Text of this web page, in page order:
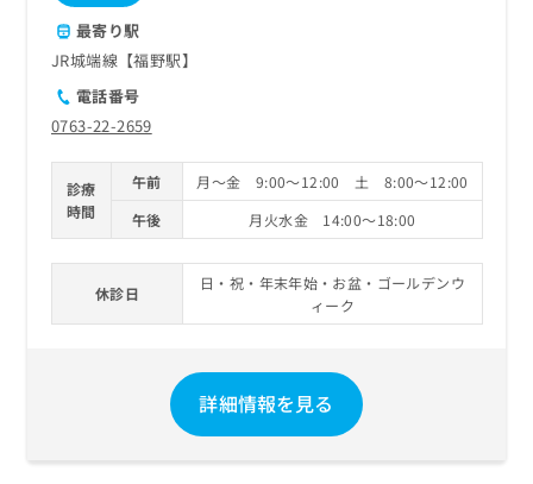
最寄り駅
JR城端線【福野駅】
電話番号
0763-22-2659
診療
時間
午前
月～金 9:00～12:00 土 8:00～12:00
午後
月火水金 14:00～18:00
休診日
日・祝・年末年始・お盆・ゴールデンウ
ィーク
詳細情報を見る